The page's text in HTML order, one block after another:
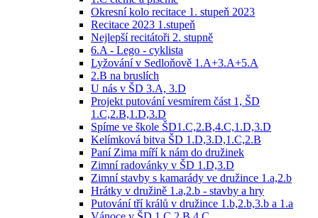
Okresní kolo recitace 1. stupeň 2023
Recitace 2023 1.stupeň
Nejlepší recitátoři 2. stupně
6.A - Lego - cyklista
Lyžování v Sedloňově 1.A+3.A+5.A
2.B na bruslích
U nás v ŠD 3.A, 3.D
Projekt putování vesmírem část 1, ŠD
1.C,2.B,1.D,3.D
Spíme ve škole ŠD1.C,2.B,4.C,1.D,3.D
Kelímková bitva ŠD 1.D,3.D,1.C,2.B
Paní Zima míří k nám do družinek
Zimní radovánky v ŠD 1.D,3.D
Zimní stavby s kamarády ve družince 1.a,2.b
Hrátky v družině 1.a,2.b - stavby a hry
Putování tří králů v družince 1.b,2.b,3.b a 1.a